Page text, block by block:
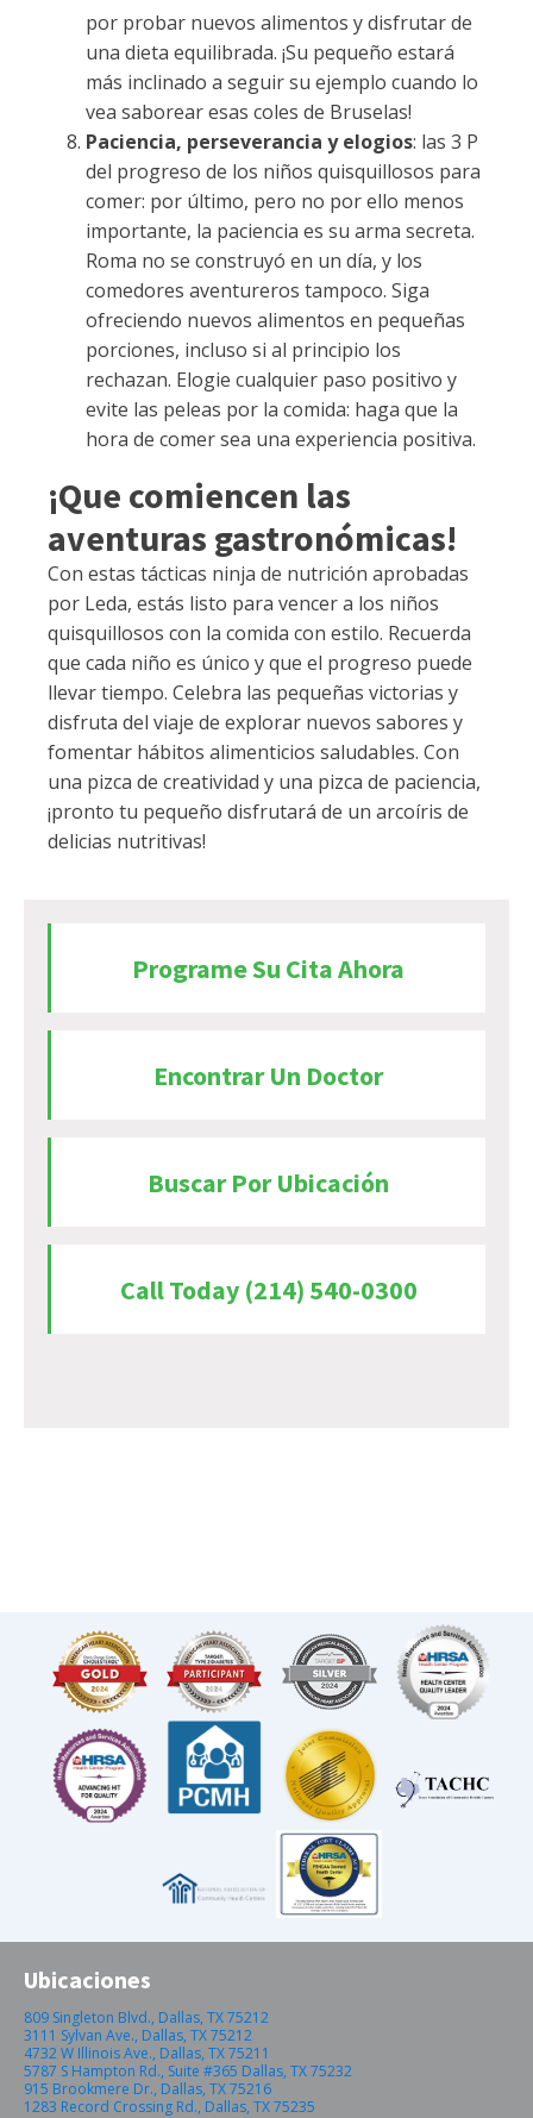
por probar nuevos alimentos y disfrutar de
una dieta equilibrada. ¡Su pequeño estará
más inclinado a seguir su ejemplo cuando lo
vea saborear esas coles de Bruselas!
Paciencia, perseverancia y elogios: las 3 P
del progreso de los niños quisquillosos para
comer: por último, pero no por ello menos
importante, la paciencia es su arma secreta.
Roma no se construyó en un día, y los
comedores aventureros tampoco. Siga
ofreciendo nuevos alimentos en pequeñas
porciones, incluso si al principio los
rechazan. Elogie cualquier paso positivo y
evite las peleas por la comida: haga que la
hora de comer sea una experiencia positiva.
¡Que comiencen las
aventuras gastronómicas!
Con estas tácticas ninja de nutrición aprobadas
por Leda, estás listo para vencer a los niños
quisquillosos con la comida con estilo. Recuerda
que cada niño es único y que el progreso puede
llevar tiempo. Celebra las pequeñas victorias y
disfruta del viaje de explorar nuevos sabores y
fomentar hábitos alimenticios saludables. Con
una pizca de creatividad y una pizca de paciencia,
¡pronto tu pequeño disfrutará de un arcoíris de
delicias nutritivas!
Programe Su Cita Ahora
Encontrar Un Doctor
Buscar Por Ubicación
Call Today (214) 540-0300
Ubicaciones
809 Singleton Blvd., Dallas, TX 75212
3111 Sylvan Ave., Dallas, TX 75212
4732 W Illinois Ave., Dallas, TX 75211
5787 S Hampton Rd., Suite #365 Dallas, TX 75232
915 Brookmere Dr., Dallas, TX 75216
1283 Record Crossing Rd., Dallas, TX 75235